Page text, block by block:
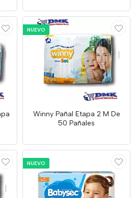
NUEVO
Winny Pañal Etapa 2 M De
50 Pañales
NUEVO